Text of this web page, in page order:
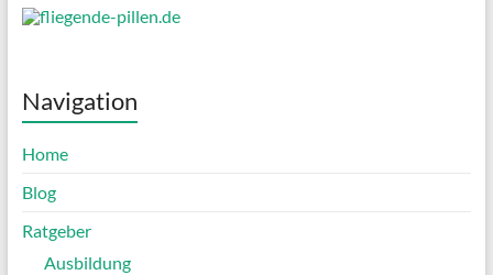
Navigation
Home
Blog
Ratgeber
Ausbildung